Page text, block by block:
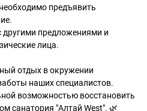
предъявить
другими предложениями и
лица.
отдых в окружении
наших специалистов.
возможностью восстановить
санатория "Алтай West". 🌿